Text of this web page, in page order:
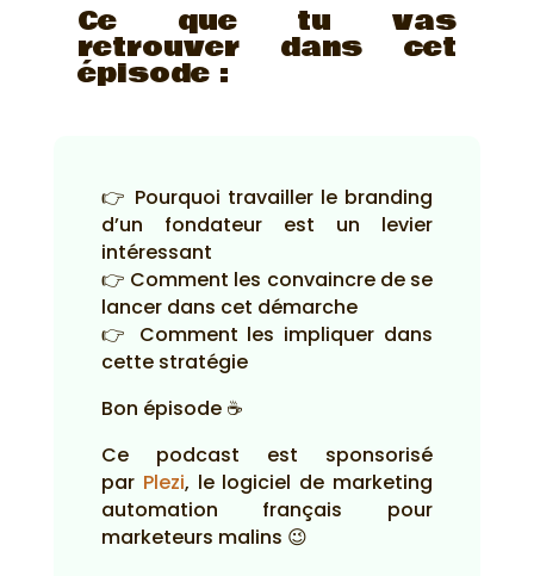
Ce que tu vas
retrouver dans cet
épisode :
👉 Pourquoi travailler le branding
d’un fondateur est un levier
intéressant
👉 Comment les convaincre de se
lancer dans cet démarche
👉 Comment les impliquer dans
cette stratégie
Bon épisode ☕
Ce podcast est sponsorisé
par Plezi, le logiciel de marketing
automation français pour
marketeurs malins 😉